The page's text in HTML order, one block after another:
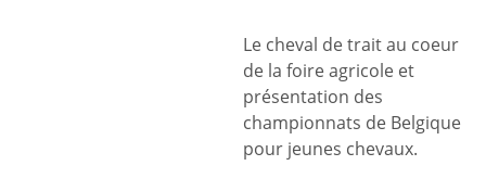
Le cheval de trait au coeur
de la foire agricole et
présentation des
championnats de Belgique
pour jeunes chevaux.